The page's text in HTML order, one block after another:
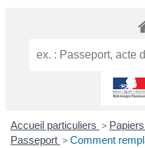
Accueil particuliers >
Passeport > Comment